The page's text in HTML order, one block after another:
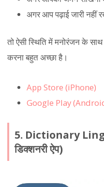
अगर आप पढ़ाई जारी नहीं
तो ऐसी स्थिति में मनोरंजन के
करना बहुत अच्छा है।
App Store (iPhone)
Google Play
5. Dictionary
डिक्शनरी ऐप)